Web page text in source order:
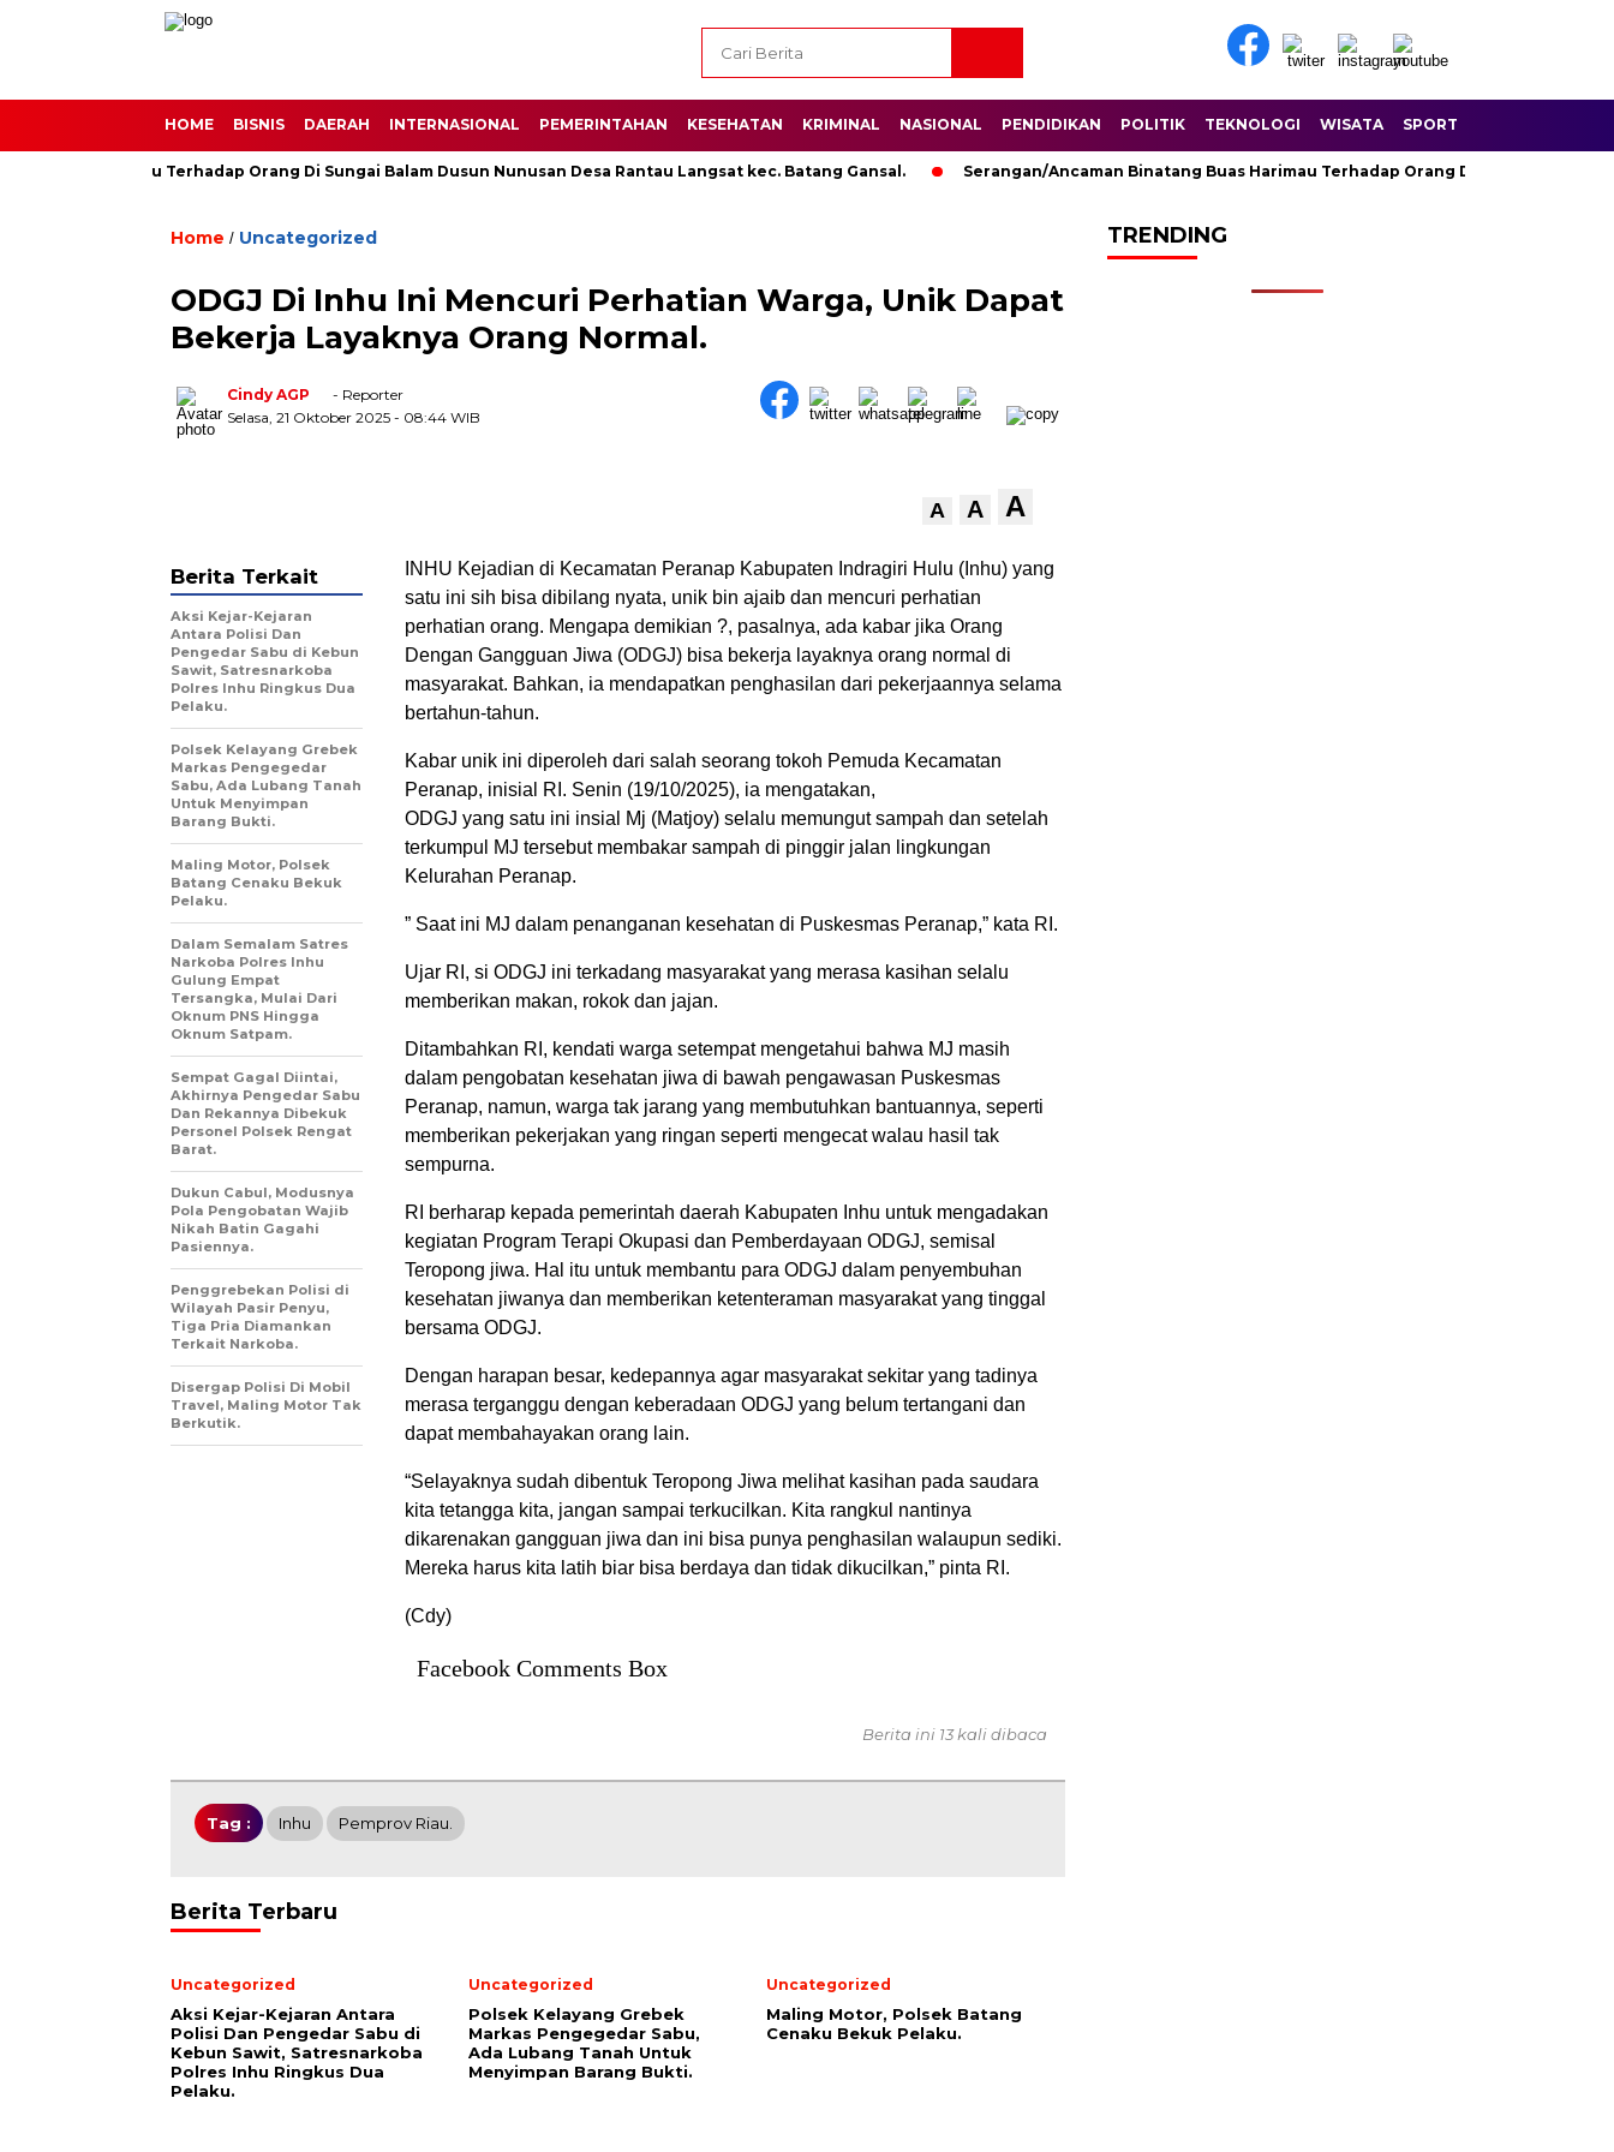
HOME BISNIS DAERAH INTERNASIONAL PEMERINTAHAN KESEHATAN KRIMINAL NASIONAL PENDIDIKAN POLITIK TEKNOLOGI WISATA SPORT
Buas Harimau Terhadap Orang Di Sungai Balam Dusun Nunusan Desa Rantau Langsat kec. Batang Gansal. Serangan/Ancaman Binatang Buas Harimau Terhadap Orang Di Sungai Balam
Home / Uncategorized
ODGJ Di Inhu Ini Mencuri Perhatian Warga, Unik Dapat
Bekerja Layaknya Orang Normal.
Cindy AGP
- Reporter
Selasa, 21 Oktober 2025 - 08:44 WIB
A A A
INHU Kejadian di Kecamatan Peranap Kabupaten Indragiri Hulu (Inhu) yang
satu ini sih bisa dibilang nyata, unik bin ajaib dan mencuri perhatian
perhatian orang. Mengapa demikian ?, pasalnya, ada kabar jika Orang
Dengan Gangguan Jiwa (ODGJ) bisa bekerja layaknya orang normal di
masyarakat. Bahkan, ia mendapatkan penghasilan dari pekerjaannya selama
bertahun-tahun.
Kabar unik ini diperoleh dari salah seorang tokoh Pemuda Kecamatan
Peranap, inisial RI. Senin (19/10/2025), ia mengatakan,
ODGJ yang satu ini insial Mj (Matjoy) selalu memungut sampah dan setelah
terkumpul MJ tersebut membakar sampah di pinggir jalan lingkungan
Kelurahan Peranap.
” Saat ini MJ dalam penanganan kesehatan di Puskesmas Peranap,” kata RI.
Ujar RI, si ODGJ ini terkadang masyarakat yang merasa kasihan selalu
memberikan makan, rokok dan jajan.
Ditambahkan RI, kendati warga setempat mengetahui bahwa MJ masih
dalam pengobatan kesehatan jiwa di bawah pengawasan Puskesmas
Peranap, namun, warga tak jarang yang membutuhkan bantuannya, seperti
memberikan pekerjakan yang ringan seperti mengecat walau hasil tak
sempurna.
RI berharap kepada pemerintah daerah Kabupaten Inhu untuk mengadakan
kegiatan Program Terapi Okupasi dan Pemberdayaan ODGJ, semisal
Teropong jiwa. Hal itu untuk membantu para ODGJ dalam penyembuhan
kesehatan jiwanya dan memberikan ketenteraman masyarakat yang tinggal
bersama ODGJ.
Dengan harapan besar, kedepannya agar masyarakat sekitar yang tadinya
merasa terganggu dengan keberadaan ODGJ yang belum tertangani dan
dapat membahayakan orang lain.
“Selayaknya sudah dibentuk Teropong Jiwa melihat kasihan pada saudara
kita tetangga kita, jangan sampai terkucilkan. Kita rangkul nantinya
dikarenakan gangguan jiwa dan ini bisa punya penghasilan walaupun sediki.
Mereka harus kita latih biar bisa berdaya dan tidak dikucilkan,” pinta RI.
(Cdy)
Facebook Comments Box
Berita Terkait
Aksi Kejar-Kejaran
Antara Polisi Dan
Pengedar Sabu di Kebun
Sawit, Satresnarkoba
Polres Inhu Ringkus Dua
Pelaku.
Polsek Kelayang Grebek
Markas Pengegedar
Sabu, Ada Lubang Tanah
Untuk Menyimpan
Barang Bukti.
Maling Motor, Polsek
Batang Cenaku Bekuk
Pelaku.
Dalam Semalam Satres
Narkoba Polres Inhu
Gulung Empat
Tersangka, Mulai Dari
Oknum PNS Hingga
Oknum Satpam.
Sempat Gagal Diintai,
Akhirnya Pengedar Sabu
Dan Rekannya Dibekuk
Personel Polsek Rengat
Barat.
Dukun Cabul, Modusnya
Pola Pengobatan Wajib
Nikah Batin Gagahi
Pasiennya.
Penggrebekan Polisi di
Wilayah Pasir Penyu,
Tiga Pria Diamankan
Terkait Narkoba.
Disergap Polisi Di Mobil
Travel, Maling Motor Tak
Berkutik.
Berita ini 13 kali dibaca
Tag : Inhu Pemprov Riau.
Berita Terbaru
Uncategorized
Aksi Kejar-Kejaran Antara
Polisi Dan Pengedar Sabu di
Kebun Sawit, Satresnarkoba
Polres Inhu Ringkus Dua
Pelaku.
Uncategorized
Polsek Kelayang Grebek
Markas Pengegedar Sabu,
Ada Lubang Tanah Untuk
Menyimpan Barang Bukti.
Uncategorized
Maling Motor, Polsek Batang
Cenaku Bekuk Pelaku.
TRENDING